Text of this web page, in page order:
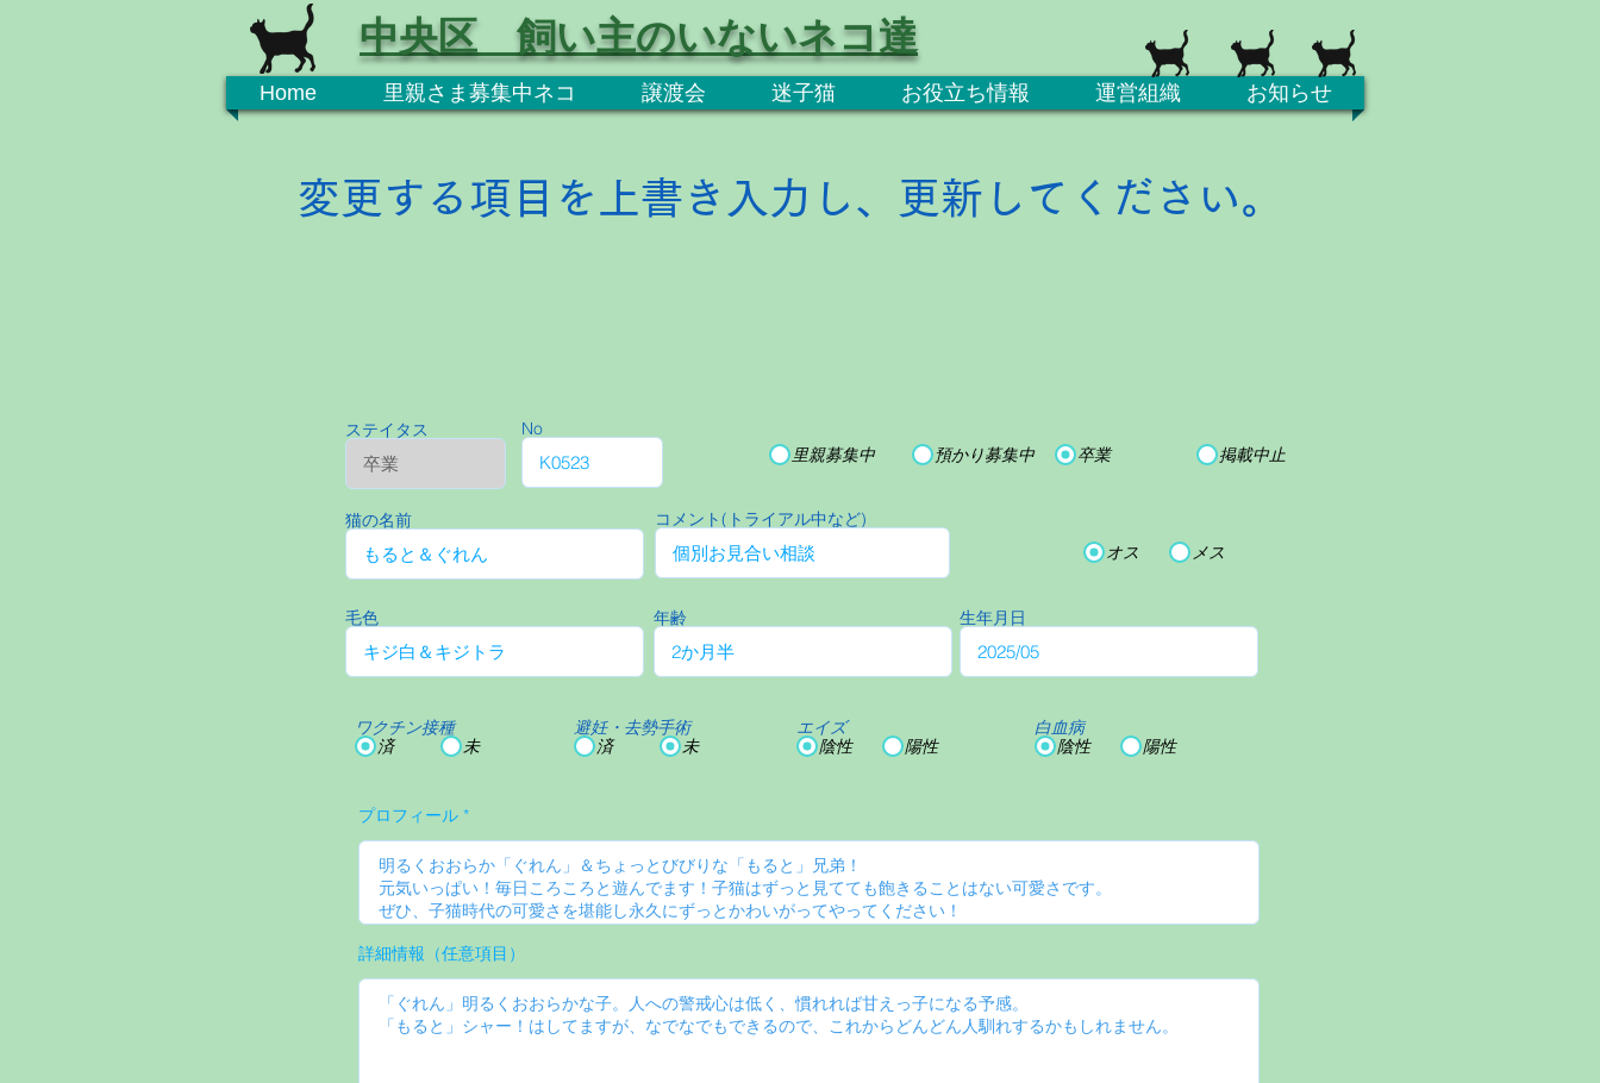
Home 里親さま募集中ネコ 譲渡会 迷子猫 お役立ち情報 運営組織 お知らせ
中央区 飼い主のいないネコ達
変更する項目を上書き入力し、更新してください。
ステイタス No
里親募集中 預かり募集中 卒業 掲載中止
猫の名前 コメント(トライアル中など)
オス メス
毛色 年齢 生年月日
ワクチン接種
済
未
避妊・去勢手術
済
未
エイズ
陰性
陽性
白血病
陰性
陽性
プロフィール
詳細情報（任意項目）